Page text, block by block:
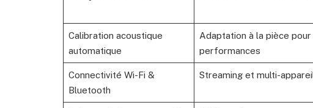
Calibration acoustique
automatique
Adaptation à la pièce
performances
Connectivité Wi-Fi &
Bluetooth
Streaming et multi-